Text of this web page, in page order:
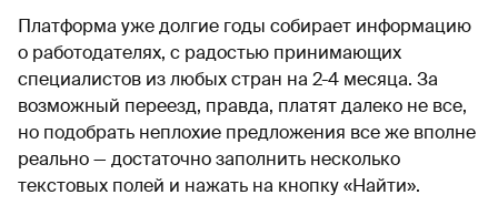
Платформа уже долгие годы собирает информацию
о работодателях, с радостью принимающих
специалистов из любых стран на 2-4 месяца. За
возможный переезд, правда, платят далеко не все,
но подобрать неплохие предложения все же вполне
реально — достаточно заполнить несколько
текстовых полей и нажать на кнопку «Найти».